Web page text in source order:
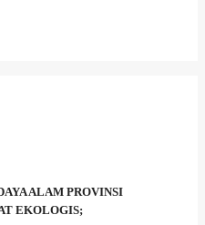
ALAM PROVINSI
EKOLOGIS;